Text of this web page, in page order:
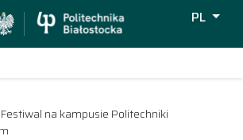
PL
na kampusie Politechniki